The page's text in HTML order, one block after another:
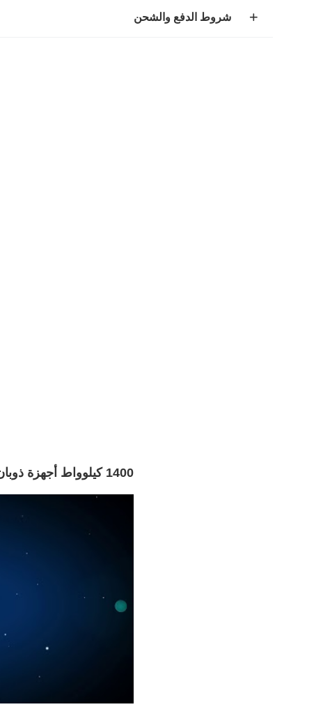
شروط الدفع والشحن
1400 كيلوواط أجهزة ذوبان الذهب المتوسطة التردد